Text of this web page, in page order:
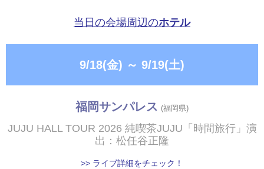
当日の会場周辺のホテル
9/18(金) ～ 9/19(土)
福岡サンパレス (福岡県)
JUJU HALL TOUR 2026 純喫茶JUJU「時間旅行」演
出：松任谷正隆
>> ライブ詳細をチェック！